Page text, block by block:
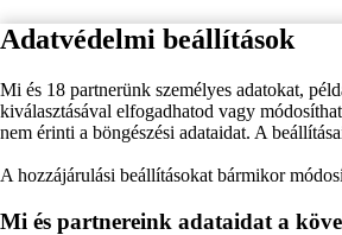
Adatvédelmi beállítások
Mi és 18 partnerünk személyes adatokat,
kiválasztásával elfogadhatod vagy
nem érinti a böngészési adataidat. A
A hozzájárulási beállításokat bármikor
Mi és partnereink adataidat a